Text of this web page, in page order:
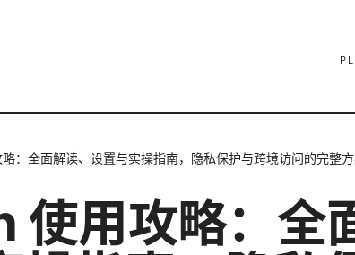
：全面解读、设置与实操指南，隐私保护与跨境访问的完整
用攻略：全